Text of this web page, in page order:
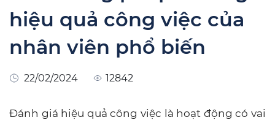
hiệu quả công việc của
nhân viên phổ biến
22/02/2024 12842
Đánh giá hiệu quả công việc là hoạt động có vai